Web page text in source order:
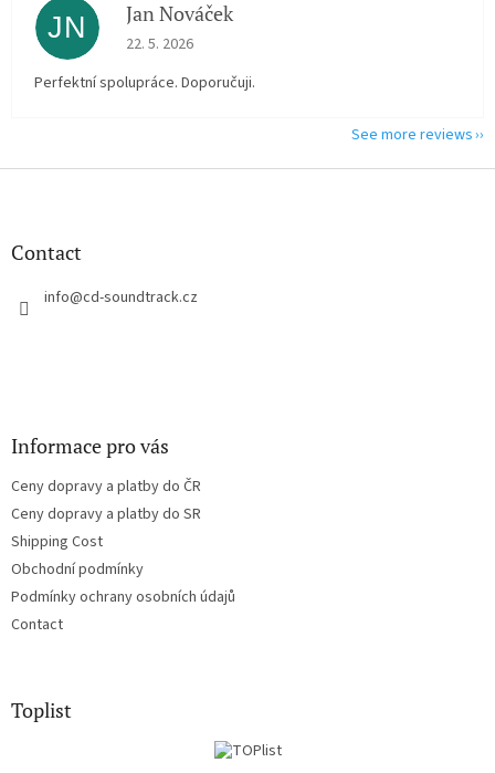
JN Jan Nováček
The store rating is 5 out of 5 stars.
22. 5. 2026
Perfektní spolupráce. Doporučuji.
See more reviews
F
Contact
info@cd-soundtrack.cz
Informace pro vás
Ceny dopravy a platby do ČR
Ceny dopravy a platby do SR
Shipping Cost
Obchodní podmínky
Podmínky ochrany osobních údajů
Contact
Toplist